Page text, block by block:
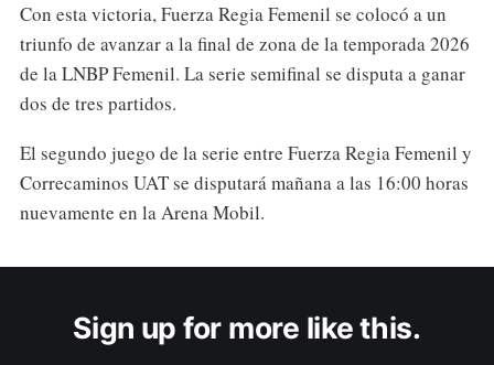
Con esta victoria, Fuerza Regia Femenil se colocó a un
triunfo de avanzar a la final de zona de la temporada 2026
de la LNBP Femenil. La serie semifinal se disputa a ganar
dos de tres partidos.
El segundo juego de la serie entre Fuerza Regia Femenil y
Correcaminos UAT se disputará mañana a las 16:00 horas
nuevamente en la Arena Mobil.
Sign up for more like this.